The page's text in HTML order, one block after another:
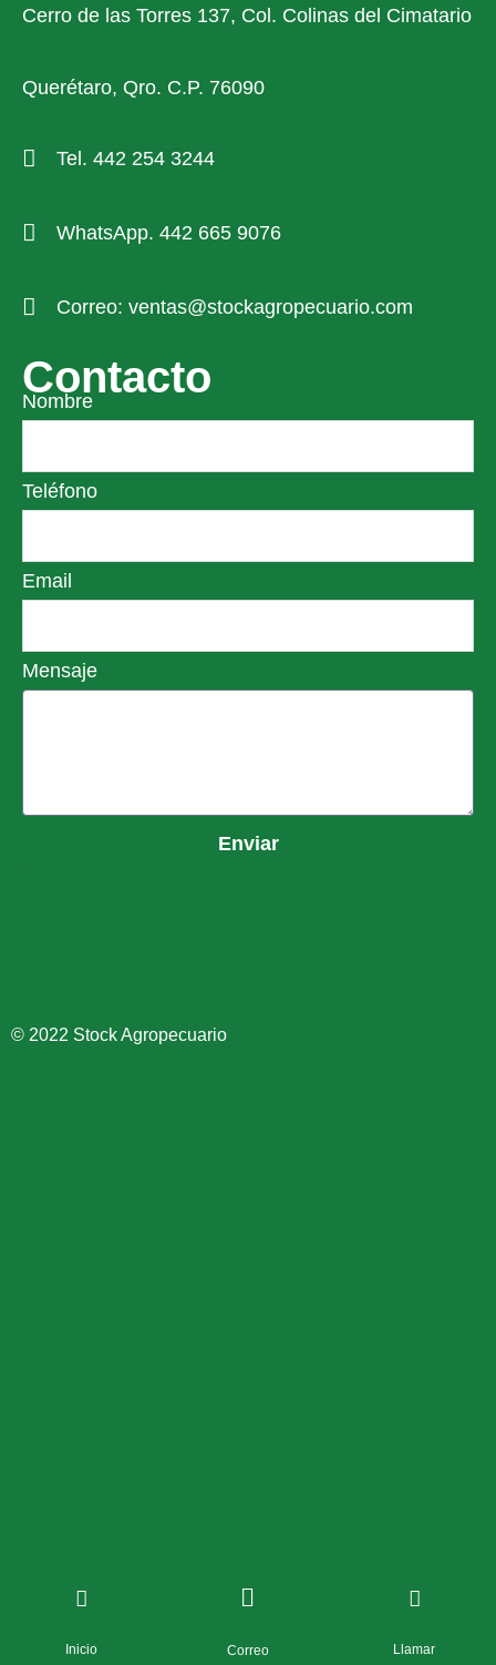
Cerro de las Torres 137, Col. Colinas del Cimatario
Querétaro, Qro. C.P. 76090
Tel. 442 254 3244
WhatsApp. 442 665 9076
Correo: ventas@stockagropecuario.com
Contacto
Nombre
Teléfono
Email
Mensaje
Enviar
© 2022 Stock Agropecuario
Inicio Correo Llamar